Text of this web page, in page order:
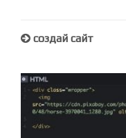
создай сайт